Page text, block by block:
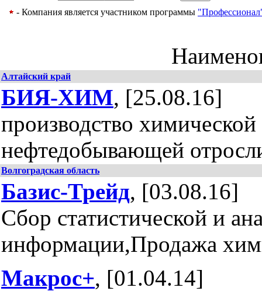
- Компания является участником программы
Алтайский край
БИЯ-ХИМ, [25.08.16]
производство
нефтедобывающей
Волгоградская область
Базис-Трейд, [03.08.16]
Сбор статистической и
информации,Продажа
Макрос+, [01.04.14]